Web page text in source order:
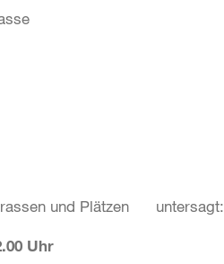
und Plätzen untersagt:
Uhr